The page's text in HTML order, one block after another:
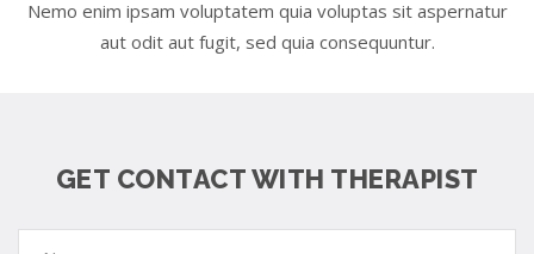
Nemo enim ipsam voluptatem quia voluptas sit aspernatur
aut odit aut fugit, sed quia consequuntur.
GET CONTACT WITH THERAPIST